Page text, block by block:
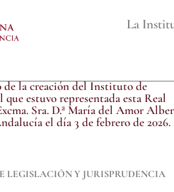
La
de la creación del Instituto de
estuvo representada esta Real
Sra. D.ª María del Amor
el día 3 de febrero de 2026.
LEGISLACIÓN Y JURISPRUDENCIA